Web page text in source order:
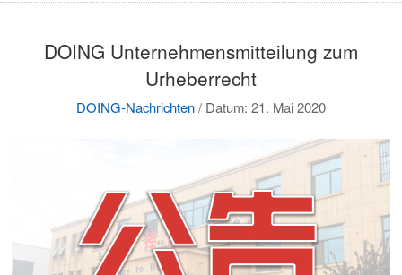
DOING Unternehmensmitteilung zum
Urheberrecht
DOING-Nachrichten/ Datum: 21. Mai 2020